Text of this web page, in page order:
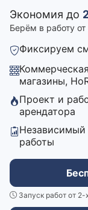
Экономия до
Берём в работу
Фиксируем
магазины,
Проект и
арендатора
Независимый
работы
Запуск работ от 2-